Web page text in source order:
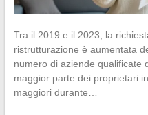
Tra il 2019 e il 2023, la
ristrutturazione è aumentata
numero di aziende qualificate
maggior parte dei proprietari
maggiori durante…